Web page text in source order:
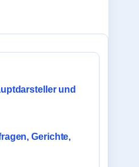
und
Gerichte,